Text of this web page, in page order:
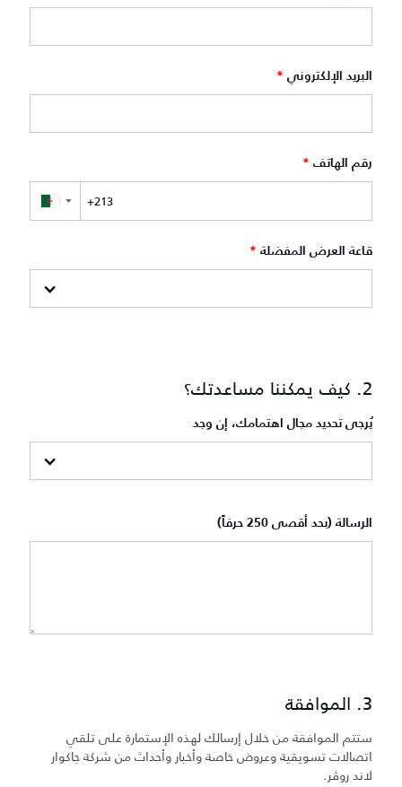
البريد الإلكتروني *
رقم الهاتف *
▼
قاعة العرض المفضلة *
2. كيف يمكننا مساعدتك؟
يُرجى تحديد مجال اهتمامك، إن وجد
الرسالة (بحد أقصى 250 حرفاً)
3. الموافقة
ستتم الموافقة من خلال إرسالك لهذه الإستمارة على تلقي
اتصالات تسويقية وعروض خاصة وأخبار وأحداث من شركة جاكوار
لاند روڤر.